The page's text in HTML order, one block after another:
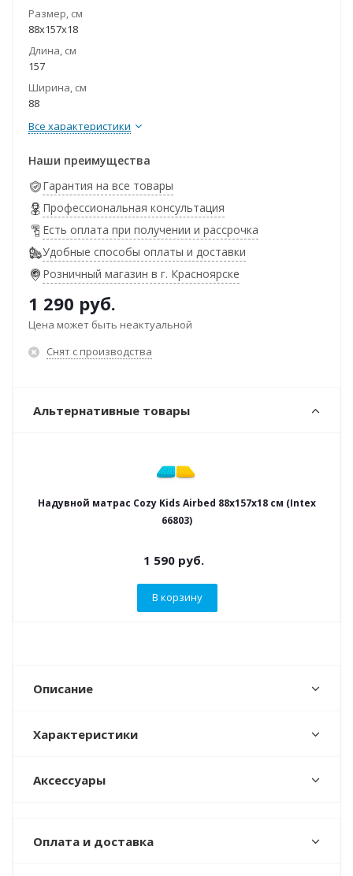
Размер, см
88х157х18
Длина, см
157
Ширина, см
88
Все характеристики
Наши преимущества
Гарантия на все товары
Профессиональная консультация
Есть оплата при получении и рассрочка
Удобные способы оплаты и доставки
Розничный магазин в г. Красноярске
1 290 руб.
Цена может быть неактуальной
Снят с производства
Альтернативные товары
Надувной матрас Cozy Kids Airbed 88х157х18 см (Intex
66803)
1 590руб.
В корзину
Описание
Характеристики
Аксессуары
Оплата и доставка